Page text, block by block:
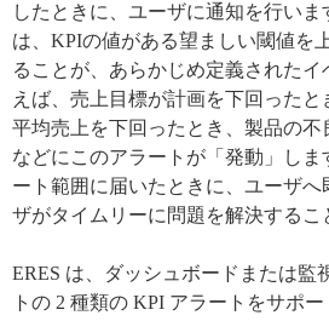
したときに、ユーザに通知を行いま
は、KPIの値がある望ましい閾値を
ることが、あらかじめ定義されたイ
えば、売上目標が計画を下回った
平均売上を下回ったとき、製品の不
などにこのアラートが「発動」しま
ート範囲に届いたときに、ユーザ
ザがタイムリーに問題を解決するこ
ERES は、ダッシュボードまたは監
トの 2 種類の KPI アラートをサポ